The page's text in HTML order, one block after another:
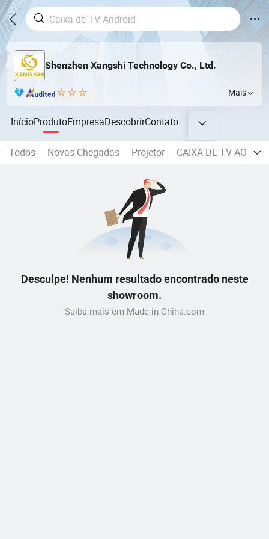
Shenzhen Xangshi Technology Co., Ltd.
Mais
InícioProdutoEmpresaDescobrirContato
Todos Novas Chegadas Projetor CAIXA DE TV AOSP
Desculpe! Nenhum resultado encontrado neste
showroom.
Saiba mais em Made-in-China.com